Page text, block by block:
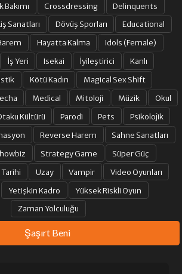
Bakımı Crossdressing
Delinquents
Sanatları Dövüş Sporları
Educational
Hayatta Kalma
Idols (Female)
İş Yeri Isekai İyileştirici
Kanlı
Kötü Kadın
Magical Sex Shift
Medical Mitoloji Müzik
Okul
Kültürü Parodi Pets
Psikolojik
Reverse Harem
Sahne Sanatları
Strategy Game
Süper Güç
Tarihi Uzay Vampir
Video Oyunları
Yetişkin Kadro
Yüksek Riskli Oyun
Zaman Yolculuğu
Şaşırt Beni